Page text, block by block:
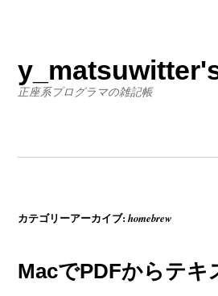
正座系プログラマの雑記帳
カテゴリーアーカイブ:homebrew
MacでPDFからテキ